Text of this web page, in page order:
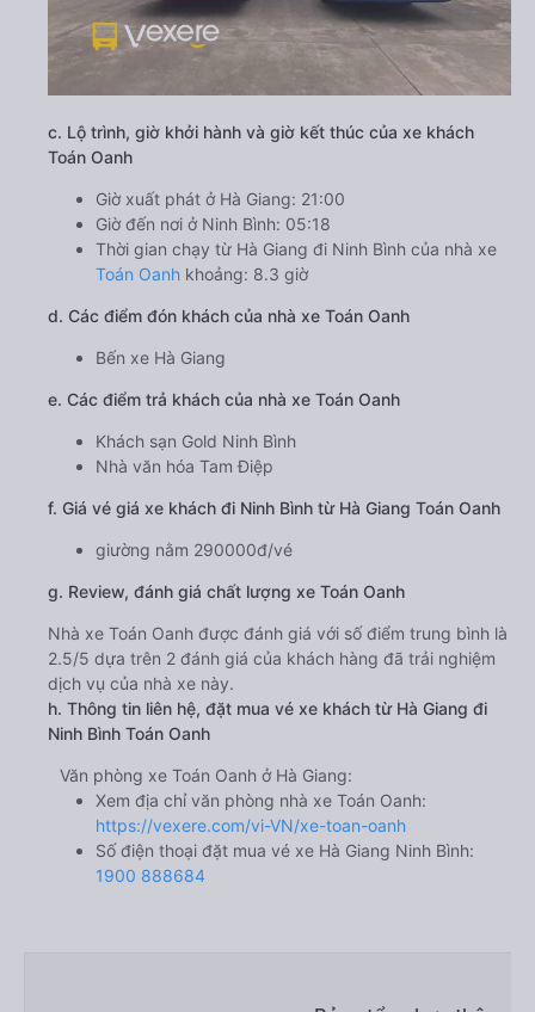
c. Lộ trình, giờ khởi hành và giờ kết thúc của xe khách
Toán Oanh
Giờ xuất phát ở Hà Giang: 21:00
Giờ đến nơi ở Ninh Bình: 05:18
Thời gian chạy từ Hà Giang đi Ninh Bình của nhà xe
Toán Oanh khoảng: 8.3 giờ
d. Các điểm đón khách của nhà xe Toán Oanh
Bến xe Hà Giang
e. Các điểm trả khách của nhà xe Toán Oanh
Khách sạn Gold Ninh Bình
Nhà văn hóa Tam Điệp
f. Giá vé giá xe khách đi Ninh Bình từ Hà Giang Toán Oanh
giường nằm 290000đ/vé
g. Review, đánh giá chất lượng xe Toán Oanh
Nhà xe Toán Oanh được đánh giá với số điểm trung bình là
2.5/5 dựa trên 2 đánh giá của khách hàng đã trải nghiệm
dịch vụ của nhà xe này.
h. Thông tin liên hệ, đặt mua vé xe khách từ Hà Giang đi
Ninh Bình Toán Oanh
Văn phòng xe Toán Oanh ở Hà Giang:
Xem địa chỉ văn phòng nhà xe Toán Oanh:
https://vexere.com/vi-VN/xe-toan-oanh
Số điện thoại đặt mua vé xe Hà Giang Ninh Bình:
1900 888684